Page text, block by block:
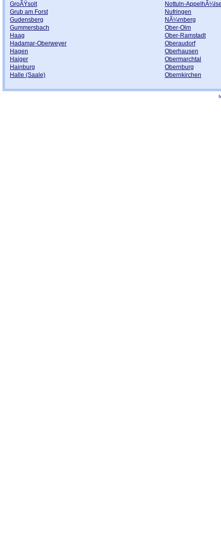
GroÃŸsolt
Nottuln-
Grub am Forst
Nufringen
Gudensberg
NÃ¼rnberg
Gummersbach
Ober-Olm
Haag
Ober-Ramstadt
Hadamar-Oberweyer
Oberaudorf
Hagen
Oberhausen
Haiger
Obermarchtal
Hainburg
Obernburg
Halle (Saale)
Obernkirchen